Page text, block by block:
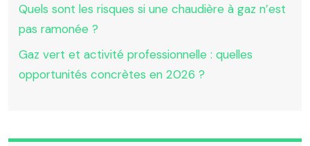
Quels sont les risques si une chaudière à gaz n’est
pas ramonée ?
Gaz vert et activité professionnelle : quelles
opportunités concrètes en 2026 ?